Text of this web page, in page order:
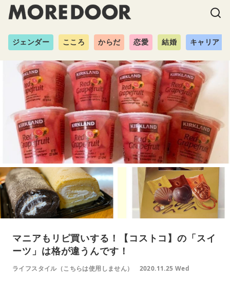
ジェンダー こころ からだ 恋愛 結婚 キャリア
マニアもリピ買いする！【コストコ】の「スイ
ーツ」は格が違うんです！
ライフスタイル（こちらは使用しません） 2020.11.25 Wed